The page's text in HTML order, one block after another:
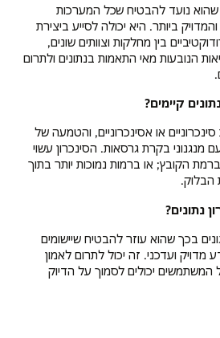
שהוא נועד להבטיח שכל המערכות
ביותר. היא יכולה לסייע ביצירת
בין מחלקות וצוותים שונים,
הנובעות מאי התאמות בנתונים ולתרום
קיימים?
סינכרוניים או אסינכרוניים, והטמעה של
בקרת גרסאות. הסינכרון עשוי
הקובץ; או ברמות נמוכות יותר בתוך
הבלוק.
נתונים?
בכך שהוא עוזר להבטיח שיישומים
מדויק ועדכני. זה יכול לתרום לאמון
המשתמשים יכולים לסמוך על הדיוק